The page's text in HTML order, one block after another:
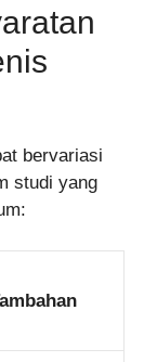
bervariasi
studi yang